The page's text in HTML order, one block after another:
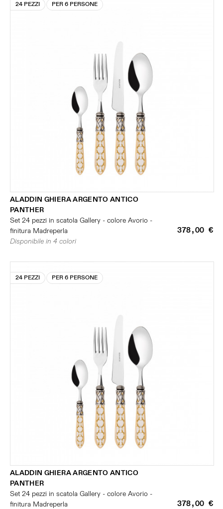
24 PEZZI PER 6 PERSONE
ALADDIN GHIERA ARGENTO ANTICO
PANTHER
Set 24 pezzi in scatola Gallery - colore Avorio -
finitura Madreperla
378,00 €
Disponibile in 4 colori
24 PEZZI PER 6 PERSONE
ALADDIN GHIERA ARGENTO ANTICO
PANTHER
Set 24 pezzi in scatola Gallery - colore Avorio -
finitura Madreperla
378,00 €